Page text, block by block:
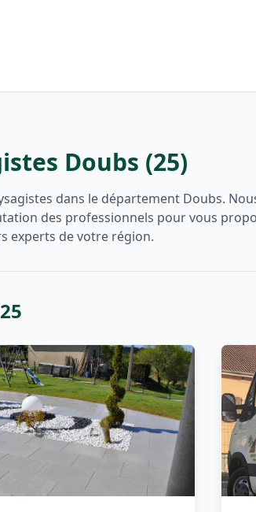
Doubs (25)
dans le département Doubs.
des professionnels pour vous
experts de votre région.